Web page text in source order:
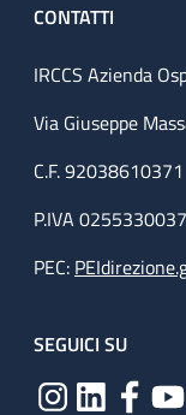
CONTATTI
IRCCS Azienda
Via Giuseppe
C.F. 92038610371
P.IVA
PEC:
SEGUICI SU